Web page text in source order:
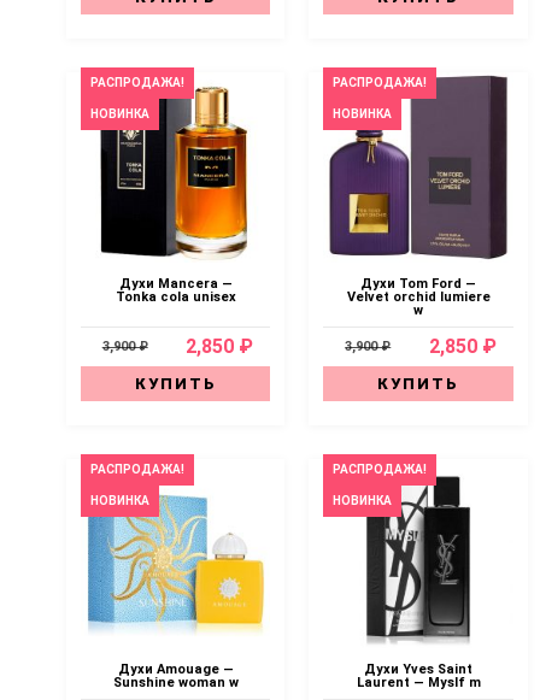
РАСПРОДАЖА!
НОВИНКА
Духи Mancera —
Tonka cola unisex
3,900 ₽ 2,850 ₽
КУПИТЬ
РАСПРОДАЖА!
НОВИНКА
Духи Tom Ford —
Velvet orchid lumiere
w
3,900 ₽ 2,850 ₽
КУПИТЬ
РАСПРОДАЖА!
НОВИНКА
Духи Amouage —
Sunshine woman w
РАСПРОДАЖА!
НОВИНКА
Духи Yves Saint
Laurent — Myslf m